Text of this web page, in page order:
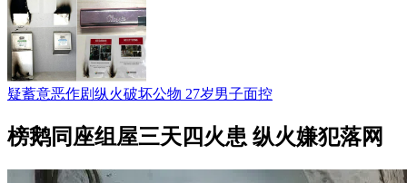
疑蓄意恶作剧纵火破坏公物 27岁男子面控
榜鹅同座组屋三天四火患 纵火嫌犯落网